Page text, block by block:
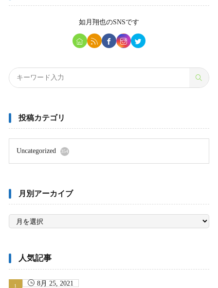
如月翔也のSNSです
投稿カテゴリ
Uncategorized 354
月別アーカイブ
月
ア
ブ
人気記事
8月 25, 2021